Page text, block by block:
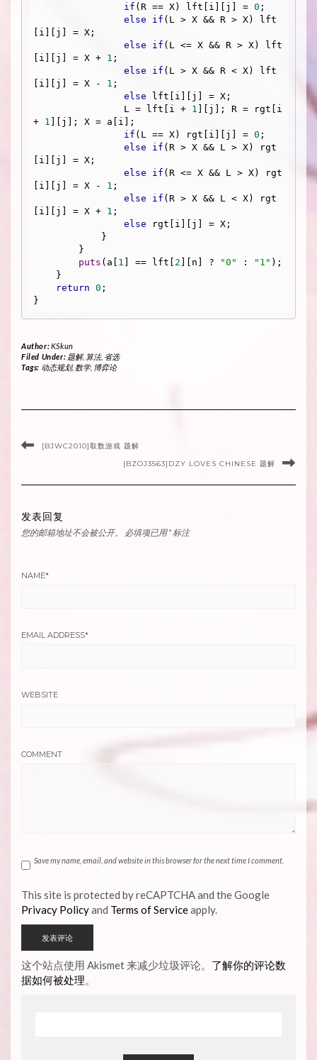
if (R == X) lft[i][j] = 0 ;
else
if (L > X && R > X) lft
[i][j] = X;
else
if (L <= X && R > X) lft
[i][j] = X + 1 ;
else
if (L > X && R < X) lft
[i][j] = X - 1 ;
else lft[i][j] = X;
                L = lft[i +
1 ][j]; R = rgt[i
+ 1 ][j]; X = a[i];
if (L == X) rgt[i][j] = 0 ;
else
if (R > X && L > X) rgt
[i][j] = X;
else
if (R <= X && L > X) rgt
[i][j] = X - 1 ;
else
if (R > X && L < X) rgt
[i][j] = X + 1 ;
else rgt[i][j] = X;
puts (a[ 1 ] == lft[ 2 ][n] ? "0" : "1" );
return 0 ;
Author:KSkun
Filed Under: 题解, 算法, 省选
Tags: 动态规划, 数学, 博弈论
[BJWC2010]取数游戏 题解
[BZOJ3563]DZY LOVES CHINESE 题解
发表回复
您的邮箱地址不会被公开。 必填项已用*标注
NAME*
EMAIL ADDRESS*
WEBSITE
COMMENT
Save my name, email, and website in this browser for the next time I comment.
This site is protected by reCAPTCHA and the Google
Privacy Policyand Terms of Serviceapply.
这个站点使用 Akismet 来减少垃圾评论。 了解你的评论数
据如何被处理。